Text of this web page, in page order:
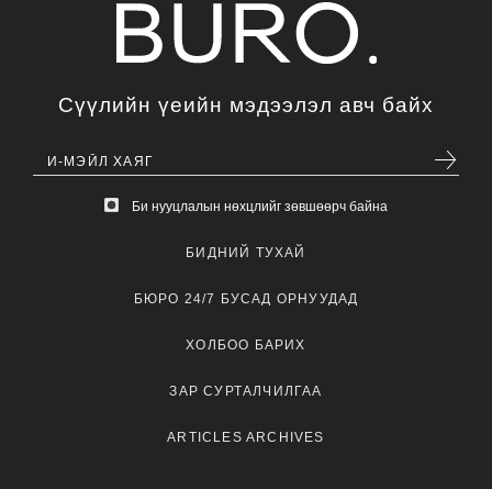
Сүүлийн үеийн мэдээлэл авч байх
Би нууцлалын нөхцлийг зөвшөөрч байна
БИДНИЙ ТУХАЙ
БЮРО 24/7 БУСАД ОРНУУДАД
ХОЛБОО БАРИХ
ЗАР СУРТАЛЧИЛГАА
ARTICLES ARCHIVES